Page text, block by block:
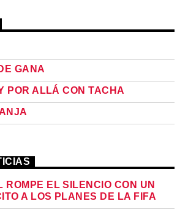
GANA
POR ALLÁ CON TACHA
ROMPE EL SILENCIO CON UN
A LOS PLANES DE LA FIFA